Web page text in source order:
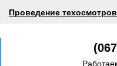
Проведение техосмотров